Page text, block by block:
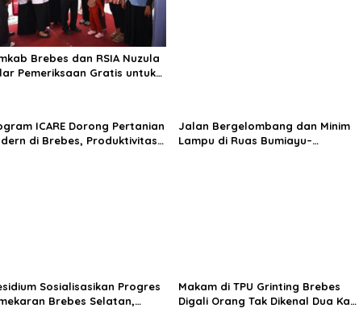
Brebes dan RSIA Nuzula
Pemeriksaan Gratis untuk
ICARE Dorong Pertanian
di Brebes, Produktivitas
Jalan Bergelombang dan Minim
Lampu di Ruas Bumiayu–
Sosialisasikan Progres
Brebes Selatan,
Makam di TPU Grinting Brebes
Digali Orang Tak Dikenal Dua Kali,